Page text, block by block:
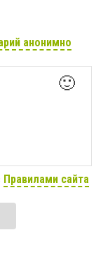
анонимно
🙂
Правилами сайта